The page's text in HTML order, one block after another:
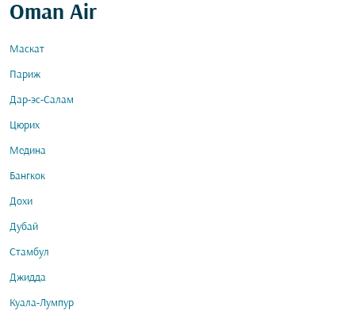
Oman Air
Маскат
Париж
Дар-эс-Салам
Цюрих
Медина
Бангкок
Дохи
Дубай
Стамбул
Джидда
Куала-Лумпур